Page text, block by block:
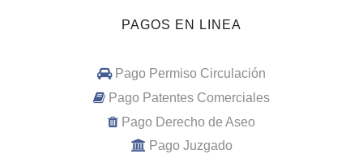
PAGOS EN LINEA
Pago Permiso Circulación
Pago Patentes Comerciales
Pago Derecho de Aseo
Pago Juzgado